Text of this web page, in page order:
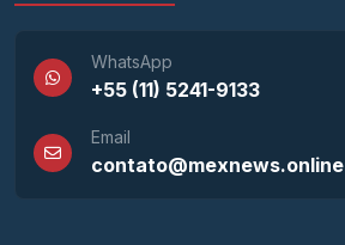
WhatsApp
+55 (11) 5241-9133
Email
contato@mexnews.online